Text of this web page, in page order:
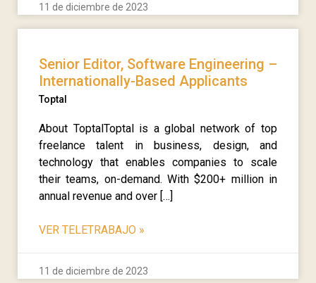
11 de diciembre de 2023
Senior Editor, Software Engineering –
Internationally-Based Applicants
Toptal
About ToptalToptal is a global network of top
freelance talent in business, design, and
technology that enables companies to scale
their teams, on-demand. With $200+ million in
annual revenue and over […]
VER TELETRABAJO »
11 de diciembre de 2023